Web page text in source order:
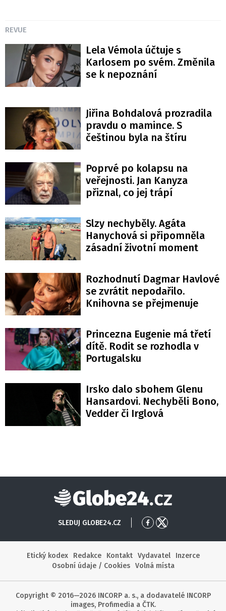
REVUE
Lela Vémola účtuje s
Karlosem po svém. Změnila
se k nepoznání
Jiřina Bohdalová prozradila
pravdu o mamince. S
češtinou byla na štíru
Poprvé po kolapsu na
veřejnosti. Jan Kanyza
přiznal, co jej trápí
Slzy nechyběly. Agáta
Hanychová si připomněla
zásadní životní moment
Rozhodnutí Dagmar Havlové
se zvrátit nepodařilo.
Knihovna se přejmenuje
Princezna Eugenie má třetí
dítě. Rodit se rozhodla v
Portugalsku
Irsko dalo sbohem Glenu
Hansardovi. Nechyběli Bono,
Vedder či Irglová
Globe24
SLEDUJ GLOBE24.CZ
Přejít
Facebook
Přejít
X
Etický kodex
Redakce Kontakt Vydavatel
Inzerce
Osobní údaje / Cookies
Volná místa
Copyright © 2016—2026 INCORP a. s., a dodavatelé INCORP
images, Profimedia a ČTK.